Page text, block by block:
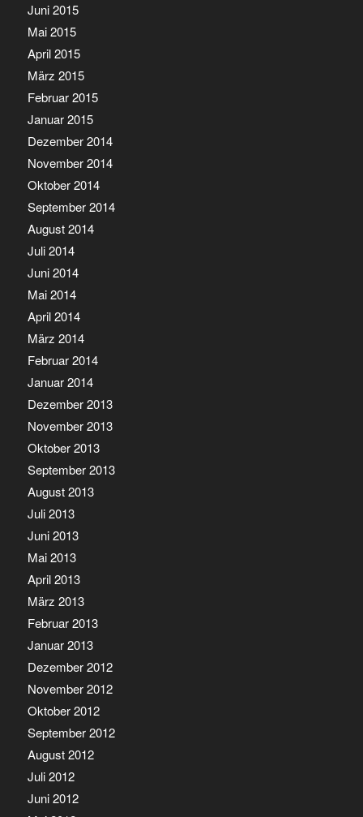
Juni 2015
Mai 2015
April 2015
März 2015
Februar 2015
Januar 2015
Dezember 2014
November 2014
Oktober 2014
September 2014
August 2014
Juli 2014
Juni 2014
Mai 2014
April 2014
März 2014
Februar 2014
Januar 2014
Dezember 2013
November 2013
Oktober 2013
September 2013
August 2013
Juli 2013
Juni 2013
Mai 2013
April 2013
März 2013
Februar 2013
Januar 2013
Dezember 2012
November 2012
Oktober 2012
September 2012
August 2012
Juli 2012
Juni 2012